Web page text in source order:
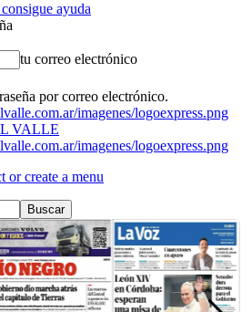
ayuda
tu correo electrónico
por correo electrónico.
VALLE
or create a menu